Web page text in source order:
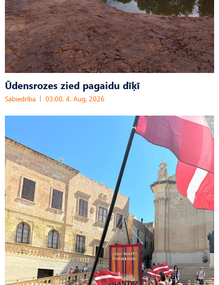
Ūdensrozes zied pagaidu dīķī
Sabiedrība 03:00, 4. Aug, 2026